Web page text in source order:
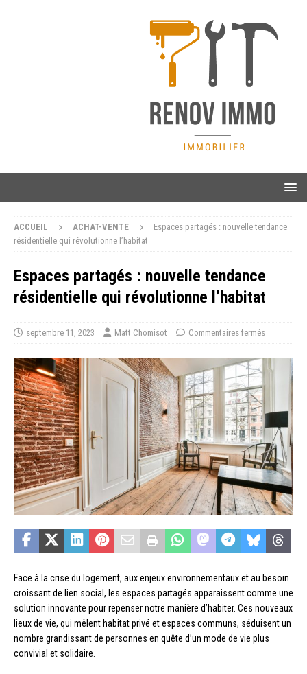
ACCUEIL ACHAT-VENTE
Espaces partagés : nouvelle tendance
résidentielle qui révolutionne l’habitat
Espaces partagés : nouvelle tendance
résidentielle qui révolutionne l’habitat
septembre 11, 2023 Matt Chomisot Commentaires fermés
Face à la crise du logement, aux enjeux environnementaux et au besoin
croissant de lien social, les espaces partagés apparaissent comme une
solution innovante pour repenser notre manière d’habiter. Ces nouveaux
lieux de vie, qui mêlent habitat privé et espaces communs, séduisent un
nombre grandissant de personnes en quête d’un mode de vie plus
convivial et solidaire.